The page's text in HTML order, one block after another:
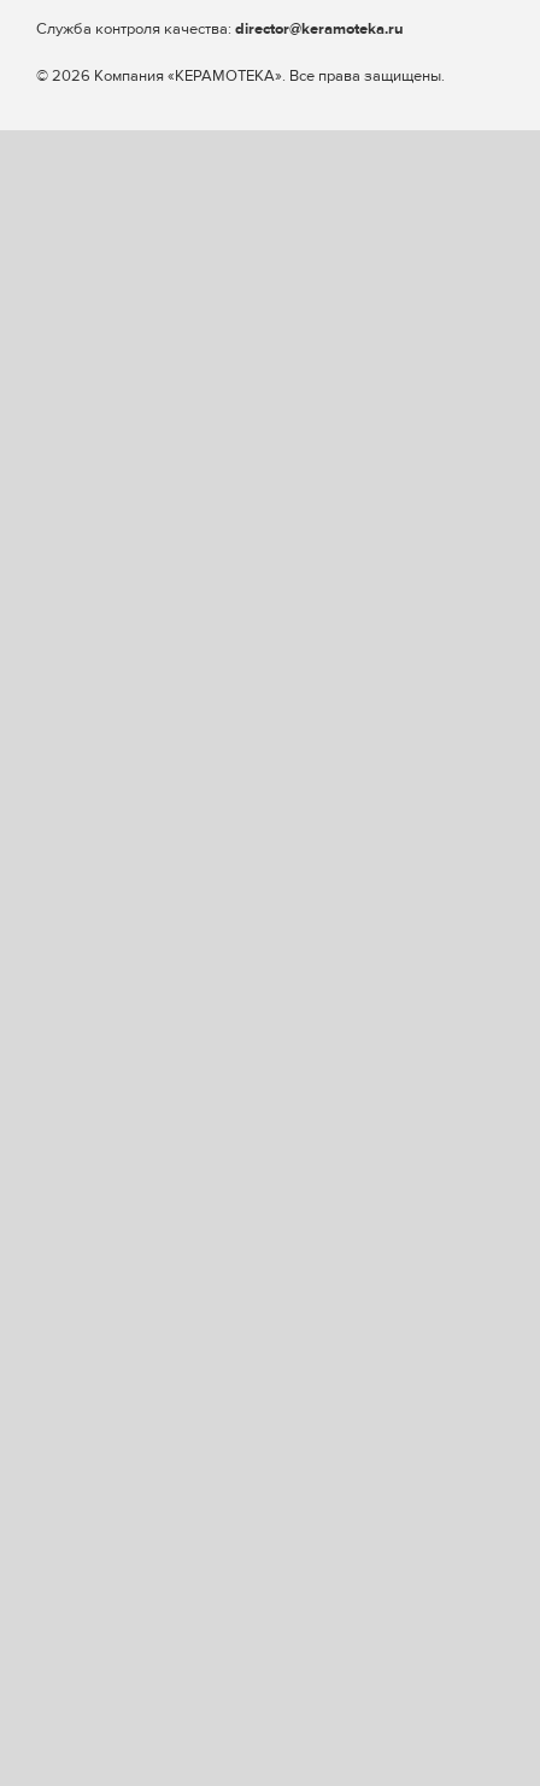
Cлужба контроля качества: director@keramoteka.ru
© 2026 Компания «КЕРАМОТЕКА». Все права защищены.